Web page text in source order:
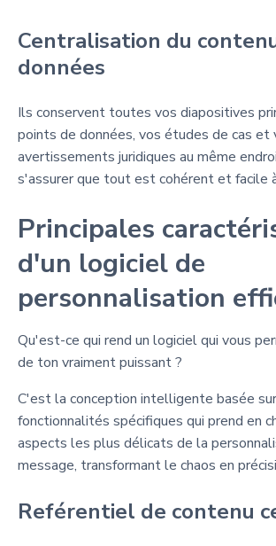
Centralisation du
données
Ils conservent toutes vos diapositives
points de données, vos études de cas et
avertissements juridiques au même
s'assurer que tout est cohérent et facile
Principales
d'un logiciel de
personnalisation
Qu'est-ce qui rend un logiciel qui vous
de ton vraiment puissant ?
C'est la conception intelligente basée
fonctionnalités spécifiques qui prend en
aspects les plus délicats de la
message, transformant le chaos en
Reférentiel de contenu